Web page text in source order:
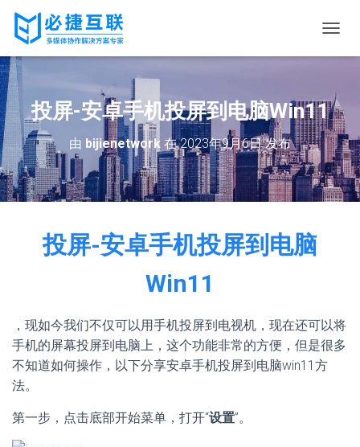
换
投屏-安卓手机投屏到电脑Win11
由 bijienetwork 在2023年9月6日发布
投屏-安卓手机投屏到电脑
Win11
，现如今我们不仅可以用手机投屏到电视机，现在还可以将
手机的屏幕投屏到电脑上，这个功能非常的方便，但是很多
不知道如何操作，以下分享安卓手机投屏到电脑win11方
法。
第一步，点击底部开始菜单，打开“设置”。